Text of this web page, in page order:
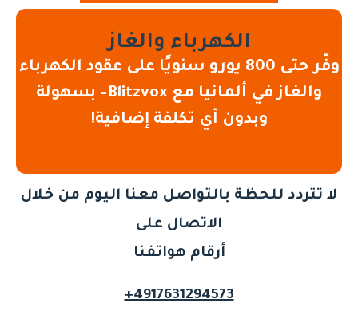
الكهرباء والغاز
وفّر حتى 800 يورو سنويًا على عقود الكهرباء
والغاز في ألمانيا مع Blitzvox– بسهولة
وبدون أي تكلفة إضافية!
لا تتردد للحظة بالتواصل معنا اليوم من خلال
الاتصال على
أرقام هواتفنا
4917631294573+